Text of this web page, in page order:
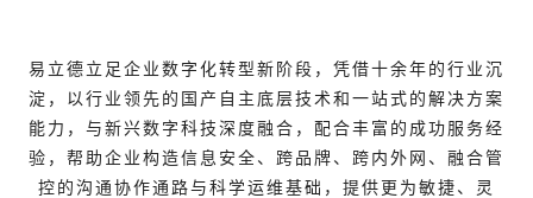
易立德立足企业数字化转型新阶段，凭借十余年的行业沉
淀，以行业领先的国产自主底层技术和一站式的解决方案
能力，与新兴数字科技深度融合，配合丰富的成功服务经
验，帮助企业构造信息安全、跨品牌、跨内外网、融合管
控的沟通协作通路与科学运维基础，提供更为敏捷、灵